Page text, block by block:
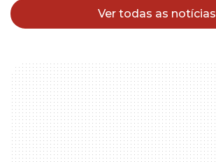
Ver todas as notícias